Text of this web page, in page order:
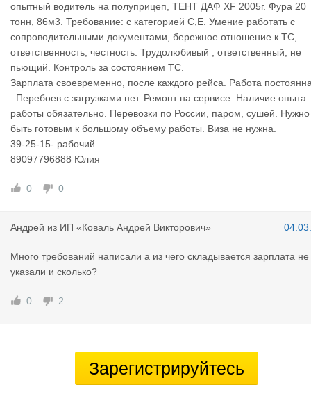
опытный водитель на полуприцеп, ТЕНТ ДАФ XF 2005г. Фура 20
тонн, 86м3. Требование: с категорией С,Е. Умение работать с
сопроводительными документами, бережное отношение к ТС,
ответственность, честность. Трудолюбивый , ответственный, не
пьющий. Контроль за состоянием ТС.
Зарплата своевременно, после каждого рейса. Работа
. Перебоев с загрузками нет. Ремонт на сервисе. Наличиe oпытa
рaбoты обязатeльнo. Перевозки по России, паром, сушей. Нужно
быть готовым к большому объему работы. Виза не нужна.
39-25-15- рабочий
89097796888 Юлия
0 0
Андрей из ИП «Коваль Андрей Викторович»
Много требований написали а из чего складывается зарплата не
указали и сколько?
0 2
Зарегистрируйтесь